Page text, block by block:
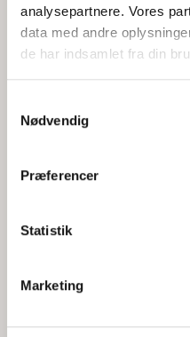
analysepartnere. Vores
data med andre
de har indsamlet fra din
Nødvendig
Præferencer
Statistik
Marketing
Jeg accepterer
henhold til
Hvem er CEPOS